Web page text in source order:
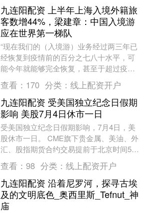
九连阳配资 上半年上海入境外籍旅
客数增44%，梁建章：中国入境游
应在世界第一梯队
“现在我们的（入境游）业务经过两三年已
经恢复到疫情前的百分之七八十水平，可
能今年就能够完全恢复，甚至于超过疫情
前的水平。”近日，携程集团联合创始人、
董事局主席梁....
查看： 170 分类： 线上配资开户
九连阳配资 受美国独立纪念日假期
影响 美股7月4日休市一日
受美国独立纪念日假期影响，7月4日，美
股休市一日。 CME旗下贵金属、美油、外
汇、股指期货合约交易提前于北京时间5日
01：00结束，ICE旗下布伦特原油期货合
约....
查看： 98 分类： 线上配资开户
九连阳配资 沿着尼罗河，探寻古埃
及的文明底色_奥西里斯_Tefnut_神
庙